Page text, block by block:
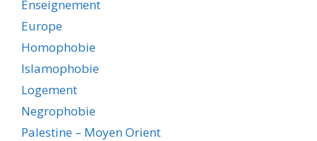
Enseignement
Europe
Homophobie
Islamophobie
Logement
Negrophobie
Palestine – Moyen Orient